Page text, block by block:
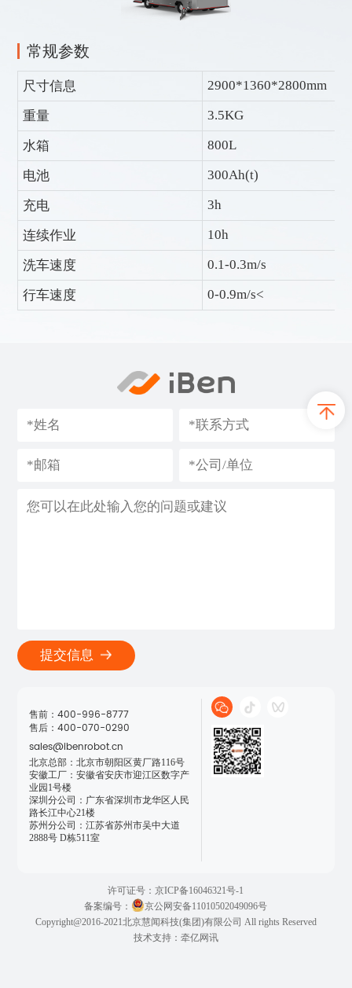
常规参数
尺寸信息 2900*1360*2800mm
重量 3.5KG
水箱 800L
电池 300Ah(t)
充电 3h
连续作业 10h
洗车速度 0.1-0.3m/s
行车速度 0-0.9m/s<
提交信息
售前：400-996-8777
售后：400-070-0290
sales@ibenrobot.cn
北京总部：北京市朝阳区黄厂路116号
安徽工厂：安徽省安庆市迎江区数字产
业园1号楼
深圳分公司：广东省深圳市龙华区人民
路长江中心21楼
苏州分公司：江苏省苏州市吴中大道
2888号 D栋511室
许可证号：京ICP备16046321号-1
备案编号：
京公网安备11010502049096号
Copyright@2016-2021北京慧闻科技(集团)有限公司 All rights Reserved
技术支持：牵亿网讯